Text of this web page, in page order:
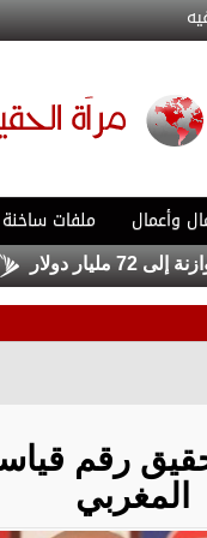
وأعمال ملفات ساخنة
العراق يستلم 500 مليون
رقم
المغربي